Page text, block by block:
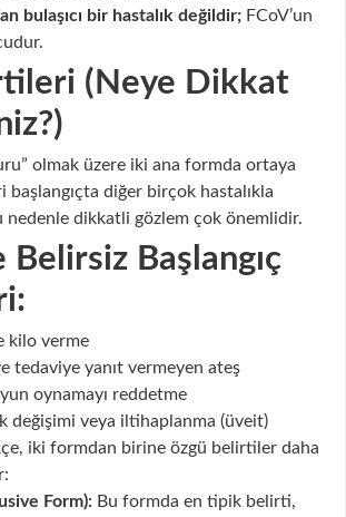
bulaşıcı bir hastalık değildir;FCoV’un
(Neye Dikkat
olmak üzere iki ana formda ortaya
başlangıçta diğer birçok hastalıkla
nedenle dikkatli gözlem çok önemlidir.
Belirsiz Başlangıç
kilo verme
tedaviye yanıt vermeyen ateş
oynamayı reddetme
değişimi veya iltihaplanma (üveit)
iki formdan birine özgü belirtiler daha
Form):Bu formda en tipik belirti,